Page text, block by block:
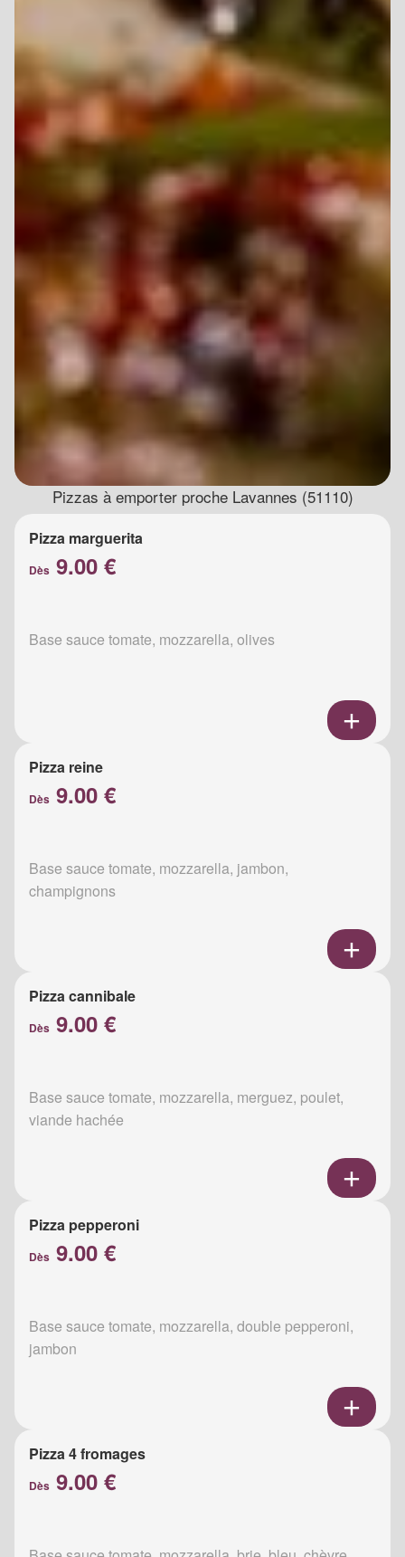
Pizzas à emporter proche Lavannes (51110)
Pizza marguerita
Dès 9.00 €
Base sauce tomate, mozzarella, olives
Pizza reine
Dès 9.00 €
Base sauce tomate, mozzarella, jambon,
champignons
Pizza cannibale
Dès 9.00 €
Base sauce tomate, mozzarella, merguez, poulet,
viande hachée
Pizza pepperoni
Dès 9.00 €
Base sauce tomate, mozzarella, double pepperoni,
jambon
Pizza 4 fromages
Dès 9.00 €